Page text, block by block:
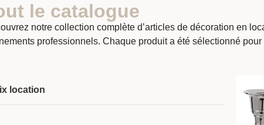
le catalogue
notre collection complète d’articles de décoration en
professionnels. Chaque produit a été sélectionné
location